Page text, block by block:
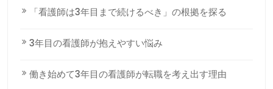
「看護師は3年目まで続けるべき」の根拠を探る
3年目の看護師が抱えやすい悩み
働き始めて3年目の看護師が転職を考え出す理由